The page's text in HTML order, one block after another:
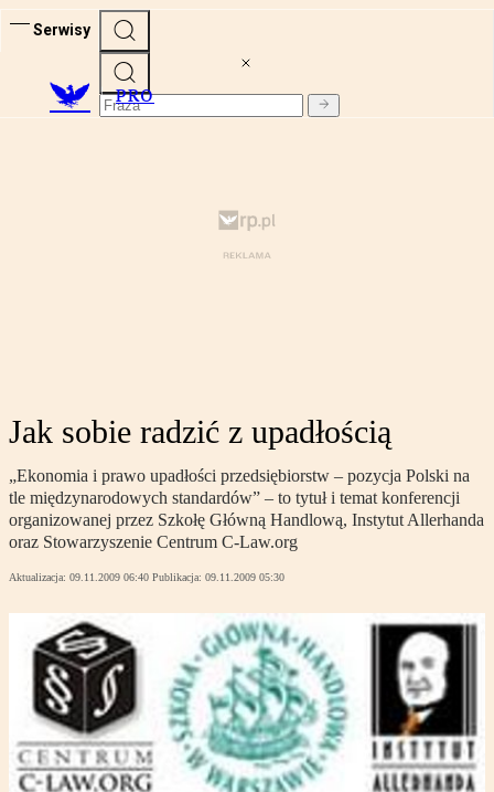
Serwisy
PRO
Jak sobie radzić z upadłością
„Ekonomia i prawo upadłości przedsiębiorstw – pozycja Polski na
tle międzynarodowych standardów” – to tytuł i temat konferencji
organizowanej przez Szkołę Główną Handlową, Instytut Allerhanda
oraz Stowarzyszenie Centrum C-Law.org
Aktualizacja: 09.11.2009 06:40 Publikacja: 09.11.2009 05:30